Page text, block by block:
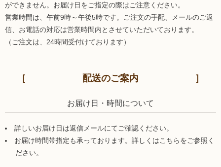
ができません。お届け日をご指定の際はご注意ください。
営業時間は、午前9時～午後5時です。ご注文の手配、メールのご返
信、お電話の対応は営業時間内とさせていただいております。
（ご注文は、24時間受付けております）
配送のご案内
お届け日・時間について
詳しいお届け日は返信メールにてご確認ください。
お届け時間帯指定も承っております。詳しくはこちらをご参照く
ださい。